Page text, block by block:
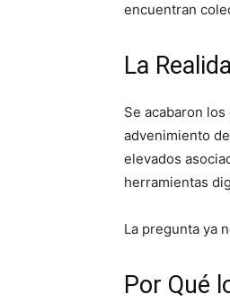
encuentran
La
Se acabaron
advenimiento
elevados
herramientas
La pregunta ya
Por Qué